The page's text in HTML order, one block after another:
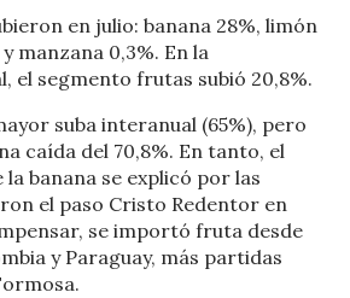
en julio: banana 28%, limón
manzana 0,3%. En la
el segmento frutas subió 20,8%.
suba interanual (65%), pero
caída del 70,8%. En tanto, el
banana se explicó por las
el paso Cristo Redentor en
se importó fruta desde
y Paraguay, más partidas